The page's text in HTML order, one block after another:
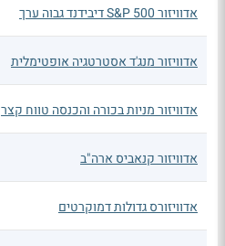
אדוויזור S&P 500 דיבידנד גבוה ערך
אדוויזור מנג'ד אסטרטגיה אופטימלית
אדוויזור מניות בכורה והכנסה טווח קצר
אדוויזור קנאביס ארה"ב
אדוויזורס גדולות דמוקרטים